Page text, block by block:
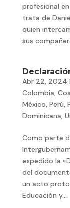
profesional
trata de
quien
sus
Abr 22, 2024 |
Colombia,
México, Perú,
Dominicana,
Como parte
expedido la
del
un acto
Educación y...